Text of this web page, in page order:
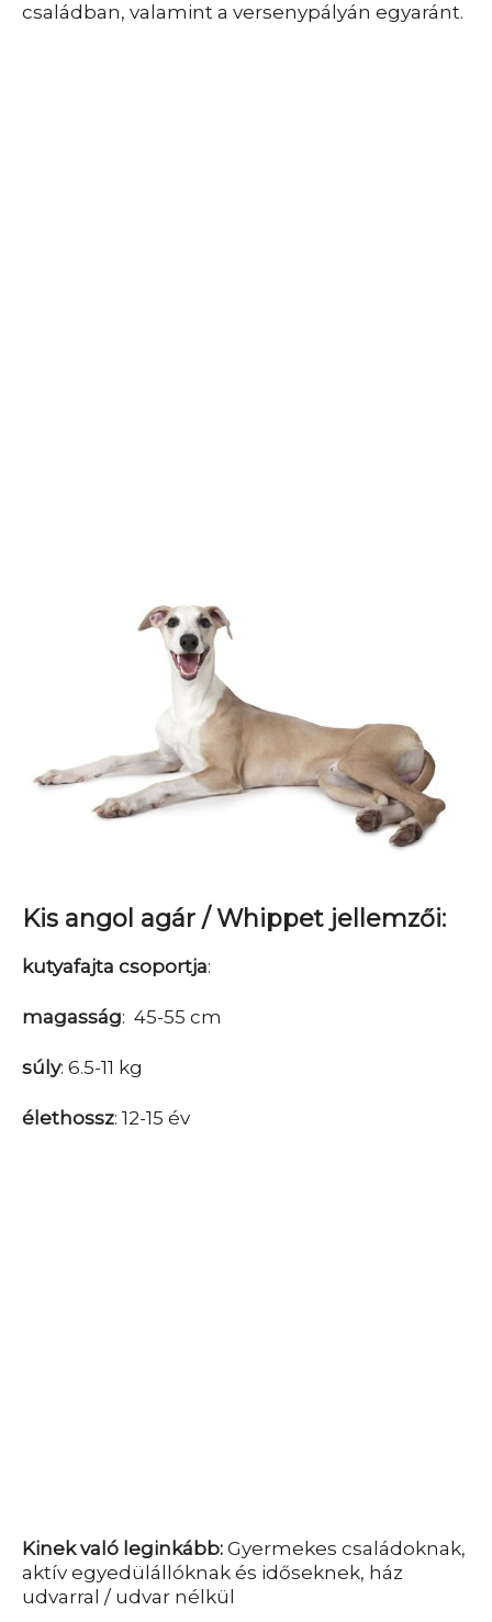
családban, valamint a versenypályán egyaránt.
Kis angol agár / Whippet jellemzői:
kutyafajta csoportja:
magasság: 45-55 cm
súly: 6.5-11 kg
élethossz: 12-15 év
Kinek való leginkább: Gyermekes családoknak,
aktív egyedülállóknak és időseknek, ház
udvarral / udvar nélkül